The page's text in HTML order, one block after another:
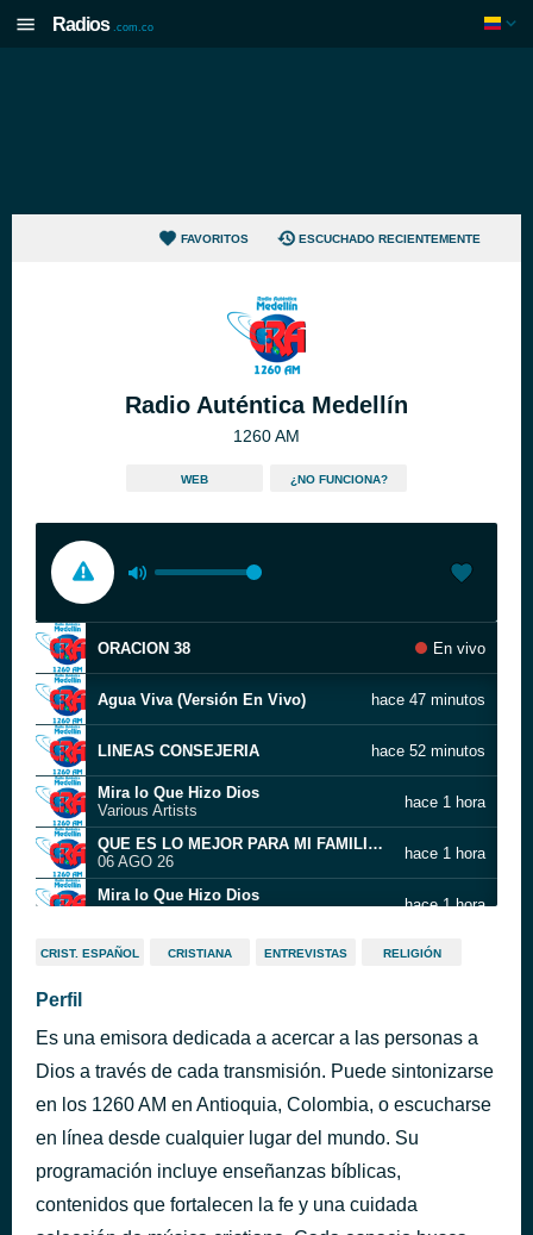
Radios .com.co
FAVORITOS ESCUCHADO RECIENTEMENTE
Radio Auténtica Medellín
1260 AM
WEB ¿NO FUNCIONA?
ORACION 38 En vivo
Agua Viva (Versión En Vivo) hace 47 minutos
LINEAS CONSEJERIA hace 52 minutos
Mira lo Que Hizo Dios
Various Artists
hace 1 hora
QUE ES LO MEJOR PARA MI FAMILIA 1 - Ap John Quevedo
06 AGO 26
hace 1 hora
Mira lo Que Hizo Dios
hace 1 hora
SECC - Palabras de sabiduria
hace 1 hora
Ven, Es Hora de Adorarle
Various Artists
IDENTIFICACION OFICIAL hace 2 horas
CRIST. ESPAÑOL CRISTIANA ENTREVISTAS RELIGIÓN
Perfil
Es una emisora dedicada a acercar a las personas a
Dios a través de cada transmisión. Puede sintonizarse
en los 1260 AM en Antioquia, Colombia, o escucharse
en línea desde cualquier lugar del mundo. Su
programación incluye enseñanzas bíblicas,
contenidos que fortalecen la fe y una cuidada